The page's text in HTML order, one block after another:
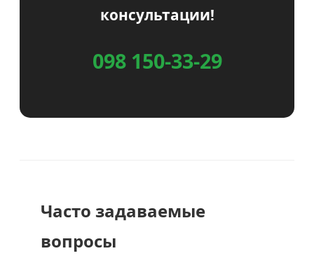
консультации!
098 150-33-29
Часто задаваемые
вопросы